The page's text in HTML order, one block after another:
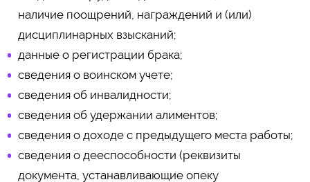
наличие поощрений, награждений и (или)
дисциплинарных взысканий;
данные о регистрации брака;
сведения о воинском учете;
сведения об инвалидности;
сведения об удержании алиментов;
сведения о доходе с предыдущего места работы;
сведения о дееспособности (реквизиты
документа, устанавливающие опеку